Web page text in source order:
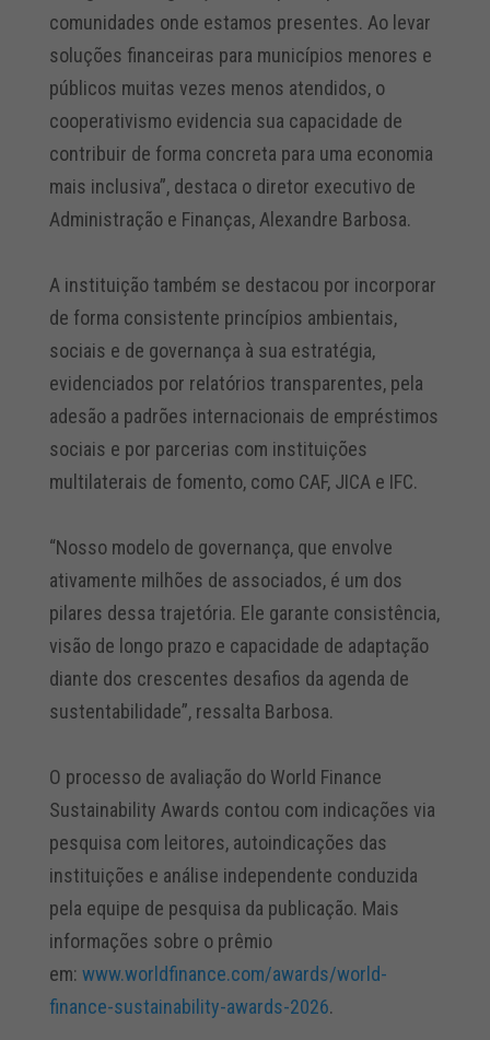
comunidades onde estamos presentes. Ao levar
soluções financeiras para municípios menores e
públicos muitas vezes menos atendidos, o
cooperativismo evidencia sua capacidade de
contribuir de forma concreta para uma economia
mais inclusiva”, destaca o diretor executivo de
Administração e Finanças, Alexandre Barbosa.
A instituição também se destacou por incorporar
de forma consistente princípios ambientais,
sociais e de governança à sua estratégia,
evidenciados por relatórios transparentes, pela
adesão a padrões internacionais de empréstimos
sociais e por parcerias com instituições
multilaterais de fomento, como CAF, JICA e IFC.
“Nosso modelo de governança, que envolve
ativamente milhões de associados, é um dos
pilares dessa trajetória. Ele garante consistência,
visão de longo prazo e capacidade de adaptação
diante dos crescentes desafios da agenda de
sustentabilidade”, ressalta Barbosa.
O processo de avaliação do World Finance
Sustainability Awards contou com indicações via
pesquisa com leitores, autoindicações das
instituições e análise independente conduzida
pela equipe de pesquisa da publicação. Mais
informações sobre o prêmio
em: www.worldfinance.com/awards/world-
finance-sustainability-awards-2026.